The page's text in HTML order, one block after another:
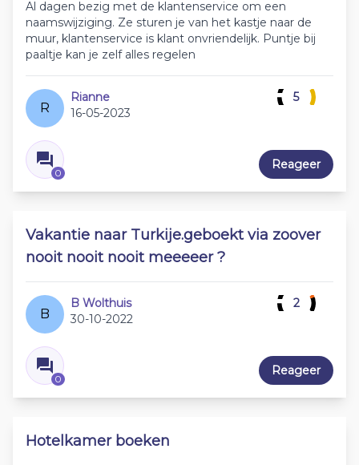
Al dagen bezig met de klantenservice om een
naamswijziging. Ze sturen je van het kastje naar de
muur, klantenservice is klant onvriendelijk. Puntje bij
paaltje kan je zelf alles regelen
R
Rianne
16-05-2023
0
5
Reageer
Vakantie naar Turkije.geboekt via zoover
nooit nooit nooit meeeeer ?
B
B Wolthuis
30-10-2022
0
2
Reageer
Hotelkamer boeken